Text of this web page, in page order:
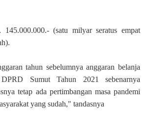
(satu milyar seratus empat
tahun sebelumnya anggaran belanja
Sumut Tahun 2021 sebenarnya
tetap ada pertimbangan masa pandemi
yang sudah," tandasnya